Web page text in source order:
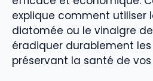
explique comment utiliser
diatomée ou le vinaigre
éradiquer durablement
préservant la santé de